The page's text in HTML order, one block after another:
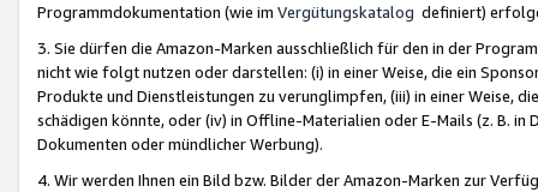
Programmdokumentation (wie im Vergütungskatalog definiert)
3. Sie dürfen die Amazon-Marken ausschließlich für den in der
nicht wie folgt nutzen oder darstellen: (i) in einer Weise, die ein
Produkte und Dienstleistungen zu verunglimpfen, (iii) in einer Weise,
schädigen könnte, oder (iv) in Offline-Materialien oder E-Mails (z. B. in
Dokumenten oder mündlicher Werbung).
4. Wir werden Ihnen ein Bild bzw. Bilder der Amazon-Marken zur